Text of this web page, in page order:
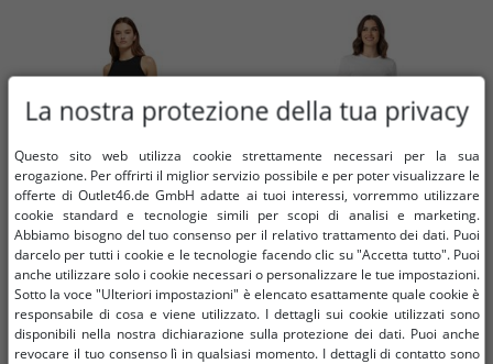
Taglie disponibili
XS L
Taglie disponibili
38
La nostra protezione della tua privacy
Questo sito web utilizza cookie strettamente necessari per la sua
erogazione. Per offrirti il ​​miglior servizio possibile e per poter visualizzare le
offerte di Outlet46.de GmbH adatte ai tuoi interessi, vorremmo utilizzare
cookie standard e tecnologie simili per scopi di analisi e marketing.
Abbiamo bisogno del tuo consenso per il relativo trattamento dei dati. Puoi
darcelo per tutti i cookie e le tecnologie facendo clic su "Accetta tutto". Puoi
anche utilizzare solo i cookie necessari o personalizzare le tue impostazioni.
Sotto la voce "Ulteriori impostazioni" è elencato esattamente quale cookie è
responsabile di cosa e viene utilizzato. I dettagli sui cookie utilizzati sono
disponibili nella nostra dichiarazione sulla protezione dei dati. Puoi anche
revocare il tuo consenso lì in qualsiasi momento. I dettagli di contatto sono